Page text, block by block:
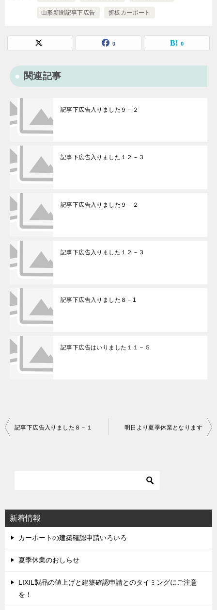
山形新聞記事下広告 折板カーポート
0 0
関連記事
記事下広告入りました９－２
記事下広告入りました１２－３
記事下広告入りました９－２
記事下広告入りました１２－３
記事下広告入りました８－1
記事下広告はいりました１１－５
シ
ョ
ン
記事下広告入りました８－１ 明日より夏季休業となります
新着情報
カーポートの建築確認申請いろいろ
夏季休業のおしらせ
LIXIL製品の値上げと建築確認申請とのタイミングにご注意
を！